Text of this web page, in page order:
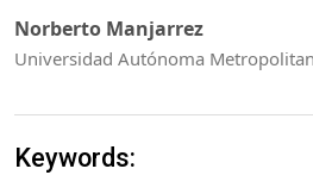
Norberto Manjarrez
Universidad Autónoma
Keywords: